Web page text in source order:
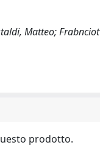
Matteo;
prodotto.